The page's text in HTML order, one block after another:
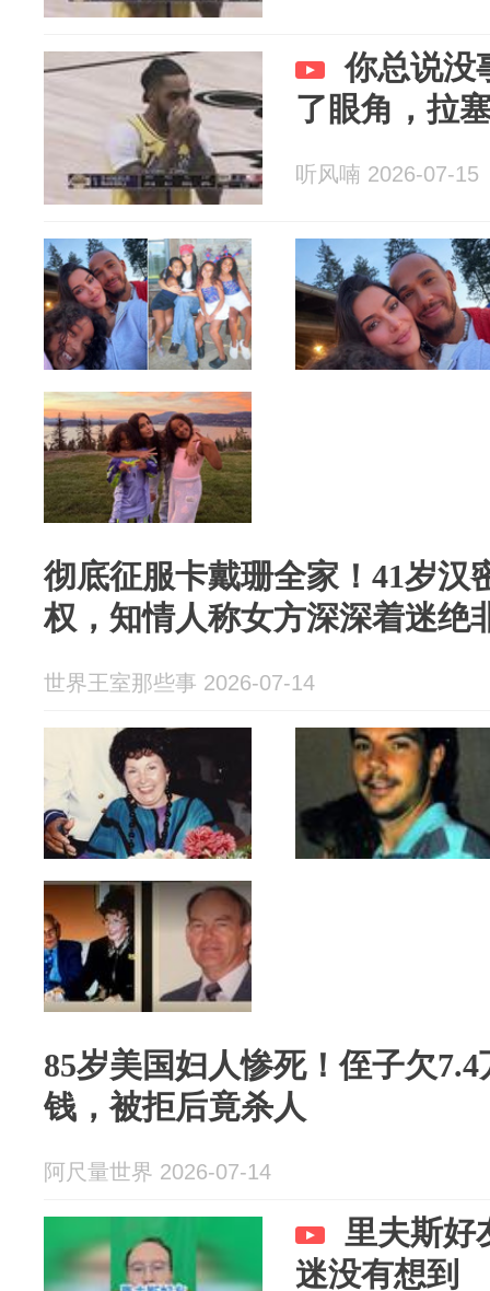
你总说没
了眼角，拉
听风喃 2026-07-15
彻底征服卡戴珊全家！41岁汉
权，知情人称女方深深着迷绝
世界王室那些事 2026-07-14
85岁美国妇人惨死！侄子欠
钱，被拒后竟杀人
阿尺量世界 2026-07-14
里夫斯好
迷没有想到